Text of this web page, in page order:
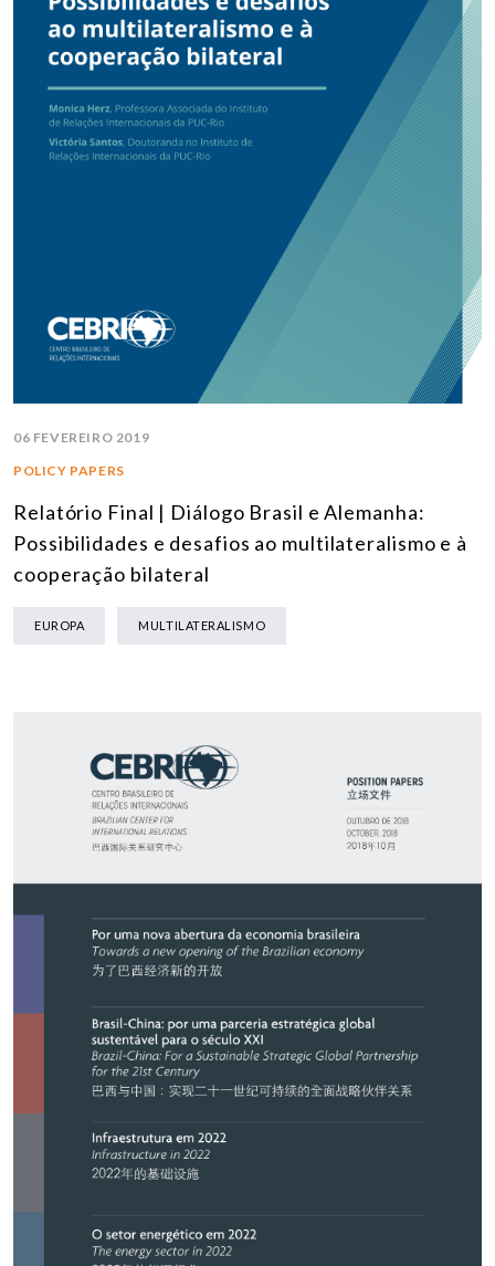
06 FEVEREIRO 2019
POLICY PAPERS
Relatório Final | Diálogo Brasil e Alemanha:
Possibilidades e desafios ao multilateralismo e à
cooperação bilateral
EUROPA MULTILATERALISMO